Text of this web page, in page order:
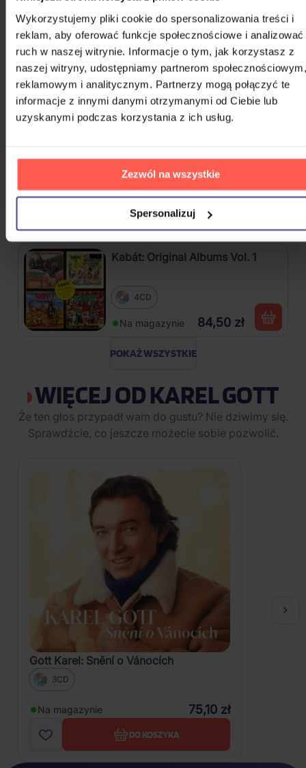
Wykorzystujemy pliki cookie do spersonalizowania treści i
reklam, aby oferować funkcje społecznościowe i analizować
ruch w naszej witrynie. Informacje o tym, jak korzystasz z
naszej witryny, udostępniamy partnerom społecznościowym,
reklamowym i analitycznym. Partnerzy mogą połączyć te
informacje z innymi danymi otrzymanymi od Ciebie lub
uzyskanymi podczas korzystania z ich usług.
Zezwól na wszystkie
Spersonalizuj
Katseye: Beautiful Chaos
CD
Na magazynie 122,20 zł
Hop) (SKZHOP Version)
CD
Na magazynie 122,20 zł
Kabát: Original Albums Vol. 1
4CD
Na magazynie 84,50 zł
POKAŻ WSZYSTKIE
WIĘCEJ OD KAREL GOTT
Że ten głos przypadł wam do gustu? Nie dziwimy się.
Sprawdźcie, co jeszcze możecie sobie pozwolić.
Gott Karel: Snění o Vánocích
3CD
Na magazynie 75,10 zł
DO KOSZYKA